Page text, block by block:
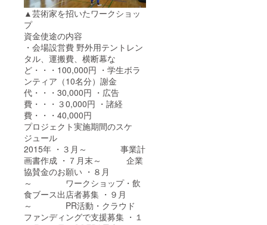
▲芸術家を招いたワークショッ
プ
資金使途の内容
・会場設営費 野外用テントレン
タル、運搬費、横断幕な
ど・・・100,000円 ・学生ボラ
ンティア（10名分）謝金
代・・・30,000円 ・広告
費・・・３0,000円 ・諸経
費・・・40,000円
プロジェクト実施期間のスケ
ジュール
2015年 ・３月～ 事業計
画書作成 ・７月末～ 企業
協賛金のお願い ・８月
～ ワークショップ・飲
食ブース出店者募集 ・９月
～ PR活動・クラウド
ファンディングで支援募集 ・１